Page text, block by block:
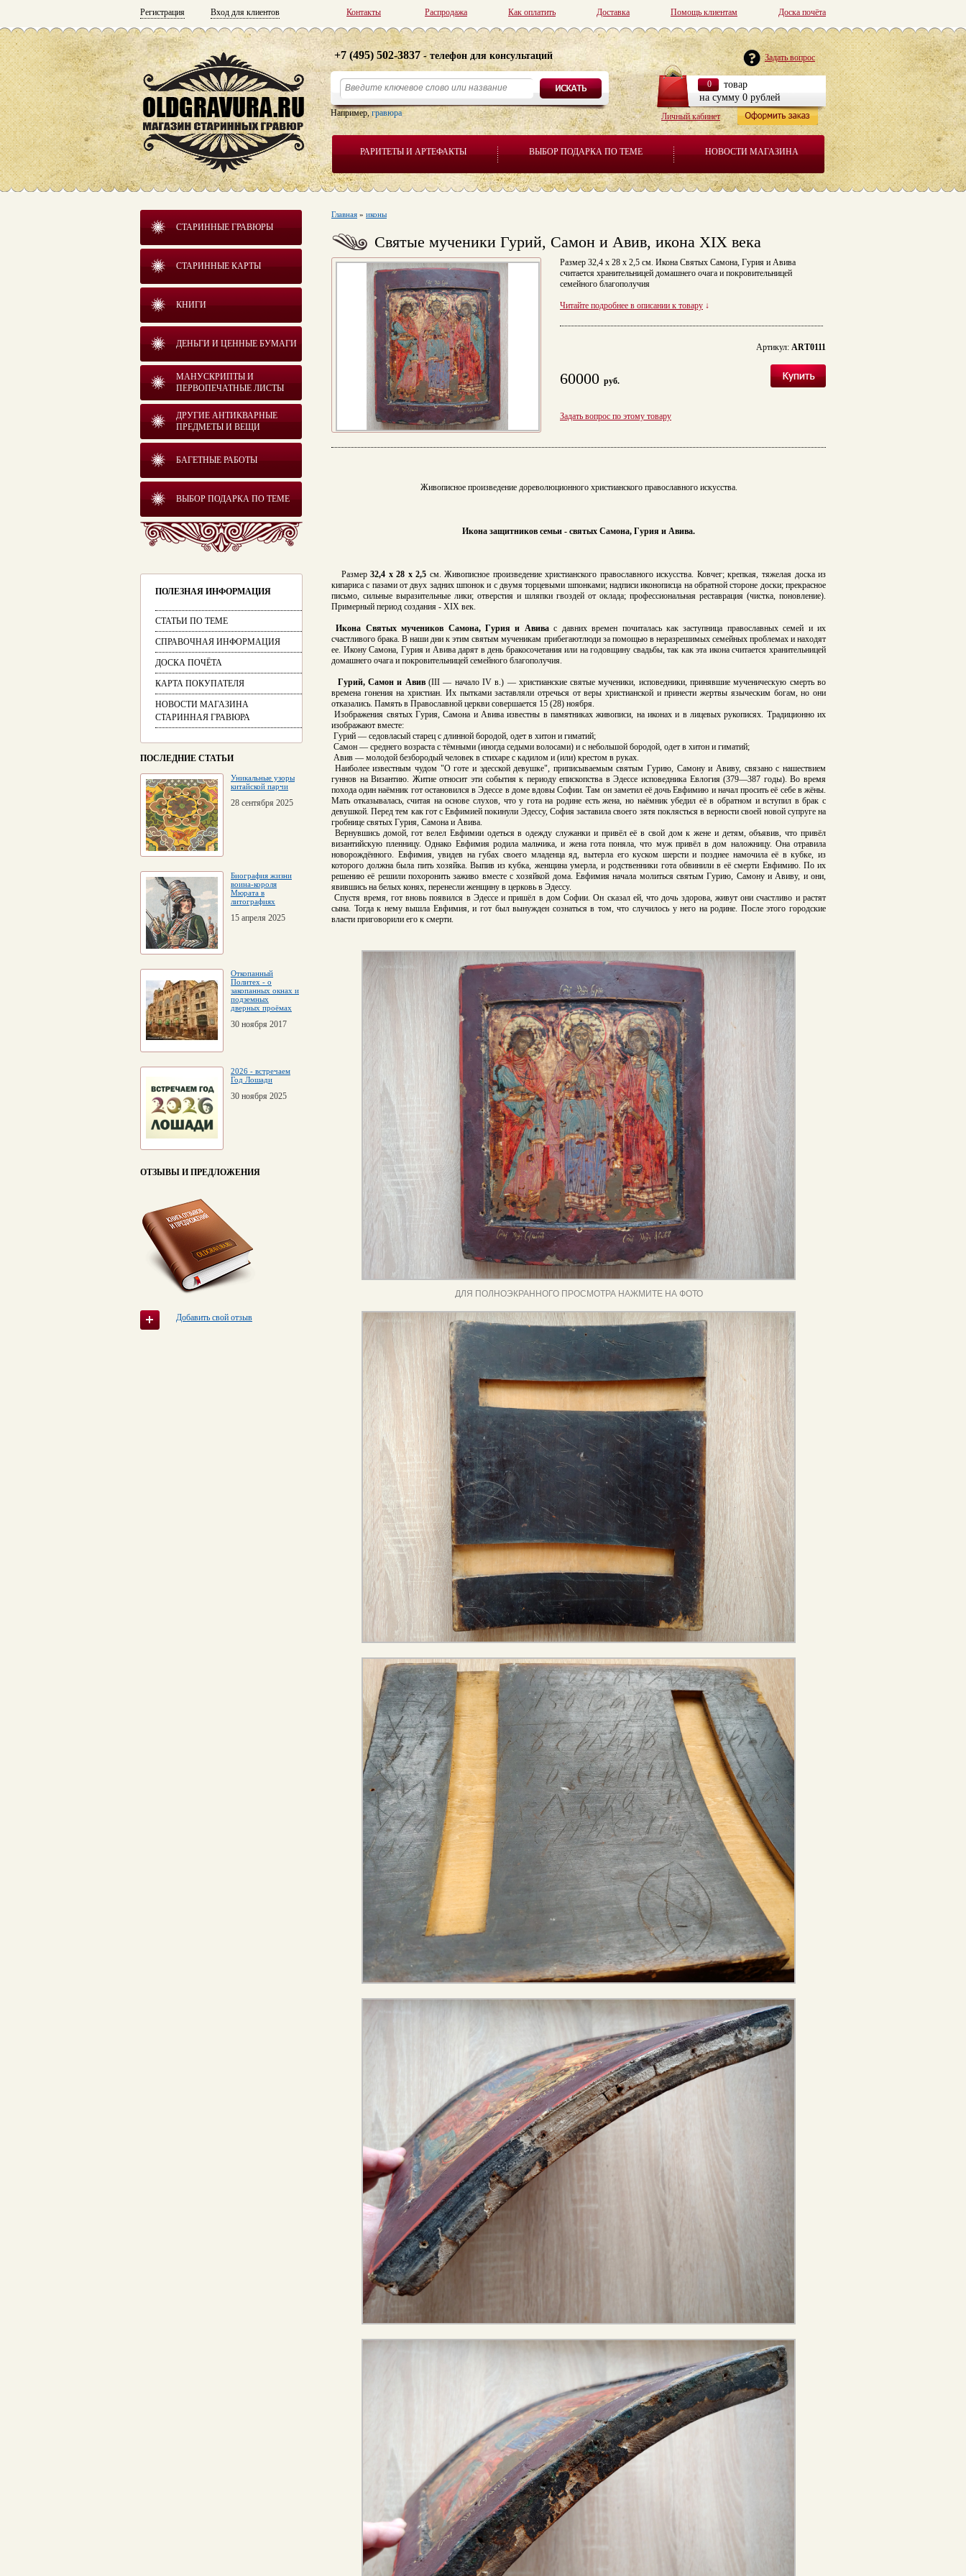
Регистрация Вход для клиентов Доска почёта
Помощь клиентам
Доставка
Как оплатить
Распродажа
Контакты
РАРИТЕТЫ И АРТЕФАКТЫ ВЫБОР ПОДАРКА ПО ТЕМЕ НОВОСТИ МАГАЗИНА
Личный кабинет
+7 (495) 502-3837- телефон для консультаций Задать вопрос
Например, гравюра
0
товар
на сумму 0 рублей
СТАРИННЫЕ ГРАВЮРЫ
СТАРИННЫЕ КАРТЫ
КНИГИ
ДЕНЬГИ И ЦЕННЫЕ БУМАГИ
МАНУСКРИПТЫ И
ПЕРВОПЕЧАТНЫЕ ЛИСТЫ
ДРУГИЕ АНТИКВАРНЫЕ
ПРЕДМЕТЫ И ВЕЩИ
БАГЕТНЫЕ РАБОТЫ
ВЫБОР ПОДАРКА ПО ТЕМЕ
ПОЛЕЗНАЯ ИНФОРМАЦИЯ
СТАТЬИ ПО ТЕМЕ
СПРАВОЧНАЯ ИНФОРМАЦИЯ
ДОСКА ПОЧЁТА
КАРТА ПОКУПАТЕЛЯ
НОВОСТИ МАГАЗИНА
СТАРИННАЯ ГРАВЮРА
ПОСЛЕДНИЕ СТАТЬИ
Уникальные узоры
китайской парчи
28 сентября 2025
Биография жизни
воина-короля
Мюрата в
литографиях
15 апреля 2025
Откопанный
Политех - о
закопанных окнах и
подземных
дверных проёмах
30 ноября 2017
2026 - встречаем
Год Лошади
30 ноября 2025
ОТЗЫВЫ И ПРЕДЛОЖЕНИЯ
Добавить свой отзыв
Главная » иконы
Святые мученики Гурий, Самон и Авив, икона XIX века
Размер 32,4 x 28 х 2,5 см. Икона Святых Самона, Гурия и Авива
считается хранительницей домашнего очага и покровительницей
семейного благополучия
Читайте подробнее в описании к товару ↓
60000 руб.
Артикул: ART0111
Задать вопрос по этому товару
Живописное произведение дореволюционного христианского православного искусства.
Икона защитников семьи - святых Самона, Гурия и Авива.
Размер32,4 x 28 х 2,5 см. Живописное произведение христианского православного искусства. Ковчег; крепкая, тяжелая доска из
кипариса с пазами от двух задних шпонок и с двумя торцевыми шпонками; надписи иконописца на обратной стороне доски; прекрасное
письмо, сильные выразительные лики; отверстия и шляпки гвоздей от оклада; профессиональная реставрация (чистка, поновление).
Примерный период создания - XIX век.
Икона Святых мучеников Самона, Гурия и Авивас давних времен почиталась как заступница православных семей и их
счастливого брака. В наши дни к этим святым мученикам прибегаютлюди за помощью в неразрешимых семейных проблемах и находят
ее. Икону Самона, Гурия и Авива дарят в день бракосочетания или на годовщину свадьбы, так как эта икона считается хранительницей
домашнего очага и покровительницей семейного благополучия.
Гурий, Самон и Авив(III — начало IV в.) — христианские святые мученики, исповедники, принявшие мученическую смерть во
времена гонения на христиан. Их пытками заставляли отречься от веры христианской и принести жертвы языческим богам, но они
отказались. Память в Православной церкви совершается 15 (28) ноября.
Изображения святых Гурия, Самона и Авива известны в памятниках живописи, на иконах и в лицевых рукописях. Традиционно их
изображают вместе:
Гурий — седовласый старец с длинной бородой, одет в хитон и гиматий;
Самон — среднего возраста с тёмными (иногда седыми волосами) и с небольшой бородой, одет в хитон и гиматий;
Авив — молодой безбородый человек в стихаре с кадилом и (или) крестом в руках.
Наиболее известным чудом "О готе и эдесской девушке", приписываемым святым Гурию, Самону и Авиву, связано с нашествием
гуннов на Византию. Житие относит эти события к периоду епископства в Эдессе исповедника Евлогия (379—387 годы). Во время
похода один наёмник гот остановился в Эдессе в доме вдовы Софии. Там он заметил её дочь Евфимию и начал просить её себе в жёны.
Мать отказывалась, считая на основе слухов, что у гота на родине есть жена, но наёмник убедил её в обратном и вступил в брак с
девушкой. Перед тем как гот с Евфимией покинули Эдессу, София заставила своего зятя поклясться в верности своей новой супруге на
гробнице святых Гурия, Самона и Авива.
Вернувшись домой, гот велел Евфимии одеться в одежду служанки и привёл её в свой дом к жене и детям, объявив, что привёл
византийскую пленницу. Однако Евфимия родила мальчика, и жена гота поняла, что муж привёл в дом наложницу. Она отравила
новорождённого. Евфимия, увидев на губах своего младенца яд, вытерла его куском шерсти и позднее намочила её в кубке, из
которого должна была пить хозяйка. Выпив из кубка, женщина умерла, и родственники гота обвинили в её смерти Евфимию. По их
решению её решили похоронить заживо вместе с хозяйкой дома. Евфимия начала молиться святым Гурию, Самону и Авиву, и они,
явившись на белых конях, перенесли женщину в церковь в Эдессу.
Спустя время, гот вновь появился в Эдессе и пришёл в дом Софии. Он сказал ей, что дочь здорова, живут они счастливо и растят
сына. Тогда к нему вышла Евфимия, и гот был вынужден сознаться в том, что случилось у него на родине. После этого городские
власти приговорили его к смерти.
ДЛЯ ПОЛНОЭКРАННОГО ПРОСМОТРА НАЖМИТЕ НА ФОТО